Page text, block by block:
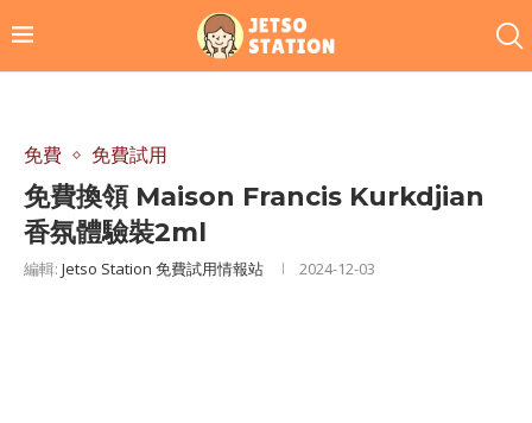
免費 免費試用
免費換領 Maison Francis Kurkdjian
香氛體驗裝2ml
編輯: Jetso Station 免費試用情報站 2024-12-03